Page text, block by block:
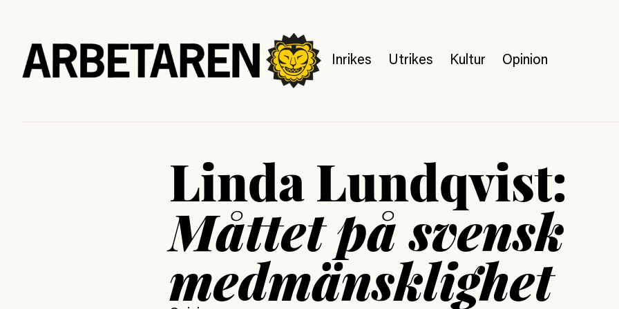
Inrikes Utrikes Kultur Opinion
Linda Lundqvist:
Måttet på svensk
medmänsklighet